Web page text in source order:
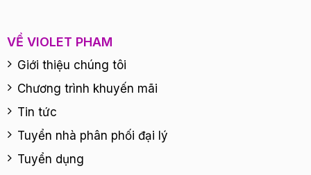
VỀ VIOLET PHAM
Giới thiệu chúng tôi
Chương trình khuyến mãi
Tin tức
Tuyển nhà phân phối đại lý
Tuyển dụng